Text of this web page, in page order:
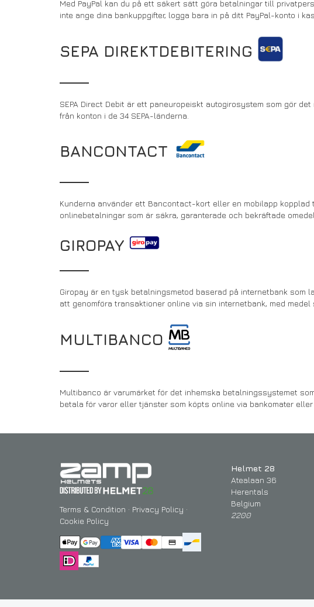
Med PayPal kan du på ett säkert sätt göra betalningar till
inte ange dina bankuppgifter, logga bara in på ditt PayPal-konto i
SEPA DIREKTDEBITERING
SEPA Direct Debit är ett paneuropeiskt autogirosystem som gör
från konton i de 34 SEPA-länderna.
BANCONTACT
Kunderna använder ett Bancontact-kort eller en mobilapp
onlinebetalningar som är säkra, garanterade och bekräftade
GIROPAY
Giropay är en tysk betalningsmetod baserad på internetbank som
att genomföra transaktioner online via sin internetbank, med
MULTIBANCO
Multibanco är varumärket för det inhemska betalningssystemet
betala för varor eller tjänster som köpts online via bankomater
Terms & Condition · Privacy Policy ·
Cookie Policy
Helmet 28
Atealaan 36
Herentals
Belgium
2200